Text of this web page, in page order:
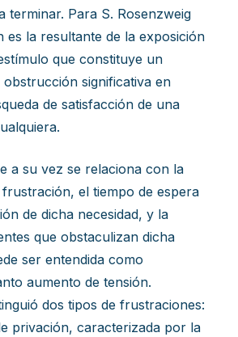
terminar. Para S. Rosenzweig
es la resultante de la exposición
que constituye un
significativa en
de satisfacción de una
a su vez se relaciona con la
el tiempo de espera
de dicha necesidad, y la
que obstaculizan dicha
ser entendida como
aumento de tensión.
dos tipos de frustraciones:
privación, caracterizada por la